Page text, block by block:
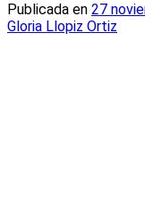
Publicada en 27
Gloria Llopiz Ortiz